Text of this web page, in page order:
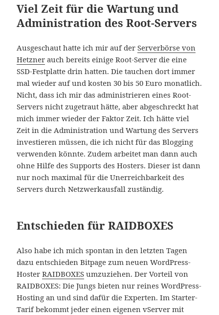
Viel Zeit für die Wartung und
Administration des Root-Servers
Ausgeschaut hatte ich mir auf derServerbörse von
Hetzner auch bereits einige Root-Server die eine
SSD-Festplatte drin hatten. Die tauchen dort immer
mal wieder auf und kosten 30 bis 50 Euro monatlich.
Nicht, dass ich mir das administrieren eines Root-
Servers nicht zugetraut hätte, aber abgeschreckt hat
mich immer wieder der Faktor Zeit. Ich hätte viel
Zeit in die Administration und Wartung des Servers
investieren müssen, die ich nicht für das Blogging
verwenden könnte. Zudem arbeitet man dann auch
ohne Hilfe des Supports des Hosters. Dieser ist dann
nur noch maximal für die Unerreichbarkeit des
Servers durch Netzwerkausfall zuständig.
Entschieden für RAIDBOXES
Also habe ich mich spontan in den letzten Tagen
dazu entschieden Bitpage zum neuen WordPress-
HosterRAIDBOXES umzuziehen. Der Vorteil von
RAIDBOXES: Die Jungs bieten nur reines WordPress-
Hosting an und sind dafür die Experten. Im Starter-
Tarif bekommt jeder einen eigenen vServer mit